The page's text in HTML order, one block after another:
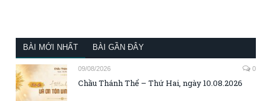
BÀI MỚI NHẤT BÀI GẦN ĐÂY
09/08/2026 0
Chầu Thánh Thể – Thứ Hai, ngày 10.08.2026